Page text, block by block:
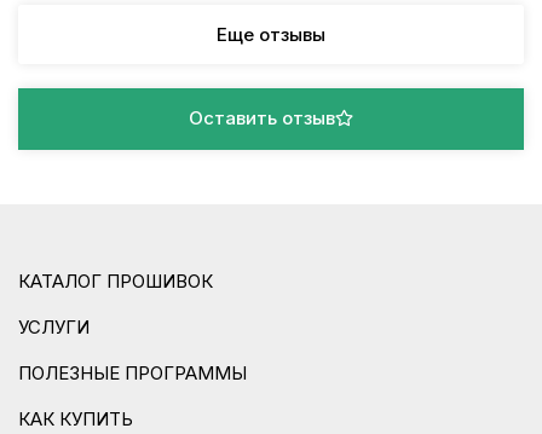
Еще отзывы
Оставить отзыв
КАТАЛОГ ПРОШИВОК
УСЛУГИ
ПОЛЕЗНЫЕ ПРОГРАММЫ
КАК КУПИТЬ